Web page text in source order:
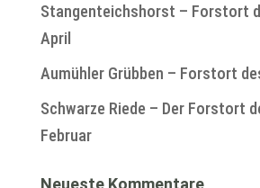
Stangenteichshorst – Forstort
April
Aumühler Grübben – Forstort
Schwarze Riede – Der Forstort
Februar
Neueste Kommentare